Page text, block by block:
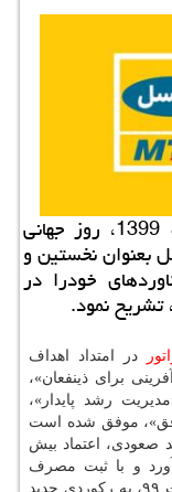
آنی تل: همزمان با 27 اردیبهشت ماه 1399، روز جهانی
بعنوان نخستین و
خودرا در
تشریح نمود.
در امتداد اهداف
برای ذینفعان»،
رشد پایدار»،
موفق شده است
درصدی با روند صعودی، اعتماد بیش
و با ثبت مصرف
روزانه‌ی دیتای بیش از ۱۱ پتابایت در اردیبهشت ۹۹، به رکوردی جدید